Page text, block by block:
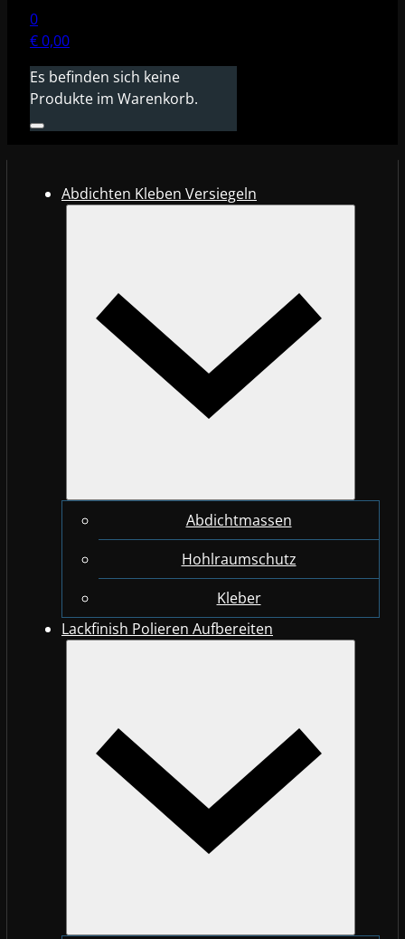
0
€0,00
Es befinden sich keine
Produkte im Warenkorb.
Abdichten Kleben Versiegeln
Abdichtmassen
Hohlraumschutz
Kleber
Lackfinish Polieren Aufbereiten